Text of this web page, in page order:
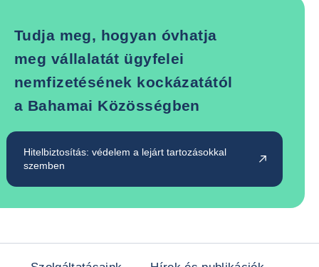
Tudja meg, hogyan óvhatja
meg vállalatát ügyfelei
nemfizetésének kockázatától
a Bahamai Közösségben
Hitelbiztosítás: védelem a lejárt tartozásokkal
szemben